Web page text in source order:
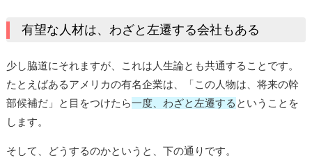
有望な人材は、わざと左遷する会社もある
少し脇道にそれますが、これは人生論とも共通することです。
たとえばあるアメリカの有名企業は、「この人物は、将来の幹
部候補だ」と目をつけたら一度、わざと左遷する ということを
します。
そして、どうするのかというと、下の通りです。